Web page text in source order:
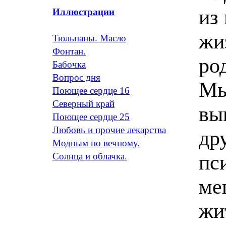
Иллюстрации
Тюльпаны. Масло
Фонтан.
Бабочка
Вопрос дня
Поющее сердце 16
Северный край
Поющее сердце 25
Любовь и прочие лекарства
Модным по вечному.
Солнца и облачка.
из